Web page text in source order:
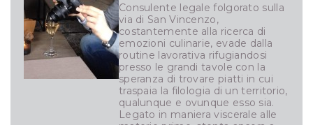
Consulente legale folgorato sulla
via di San Vincenzo,
costantemente alla ricerca di
emozioni culinarie, evade dalla
routine lavorativa rifugiandosi
presso le grandi tavole con la
speranza di trovare piatti in cui
traspaia la filologia di un territorio,
qualunque e ovunque esso sia.
Legato in maniera viscerale alle